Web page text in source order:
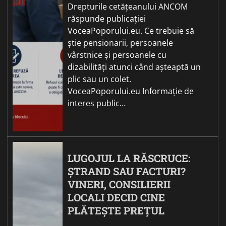
Drepturile cetățeanului ANCOM
răspunde publicației
VoceaPoporului.eu. Ce trebuie să
știe pensionarii, persoanele
vârstnice și persoanele cu
dizabilități atunci când așteaptă un
plic sau un colet.
VoceaPoporului.eu Informație de
interes public…
LUGOJUL LA RĂSCRUCE:
ȘTRAND SAU FACTURI?
VINERI, CONSILIERII
LOCALI DECID CINE
PLĂTEȘTE PREȚUL